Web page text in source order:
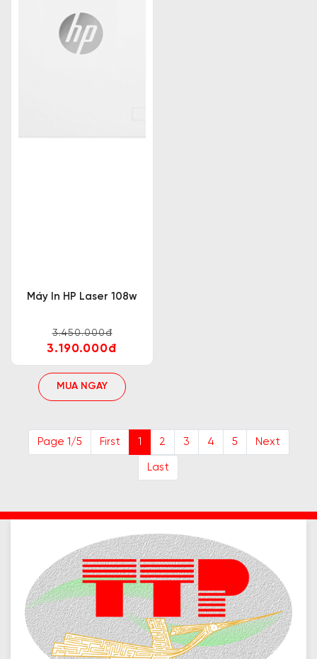
Máy In HP Laser 108w
3.450.000đ
3.190.000đ
MUA NGAY
Page 1/5 First 1 2 3 4 5 Next
Last